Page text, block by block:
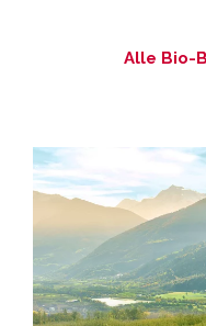
Alle Bio-